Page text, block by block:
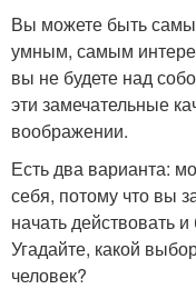
Вы можете быть
умным, самым
вы не будете над
эти замечательные
воображении.
Есть два варианта:
себя, потому что вы
начать действовать
Угадайте, какой
человек?